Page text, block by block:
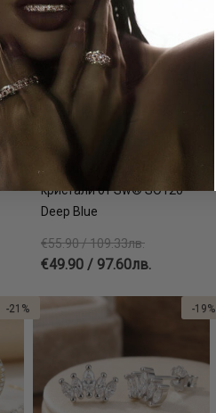
Сребърни обеци сърца с
кристали от Sw® SO120
Deep Blue
€55.90 / 109.33лв.
€49.90 / 97.60лв.
-21% -19%